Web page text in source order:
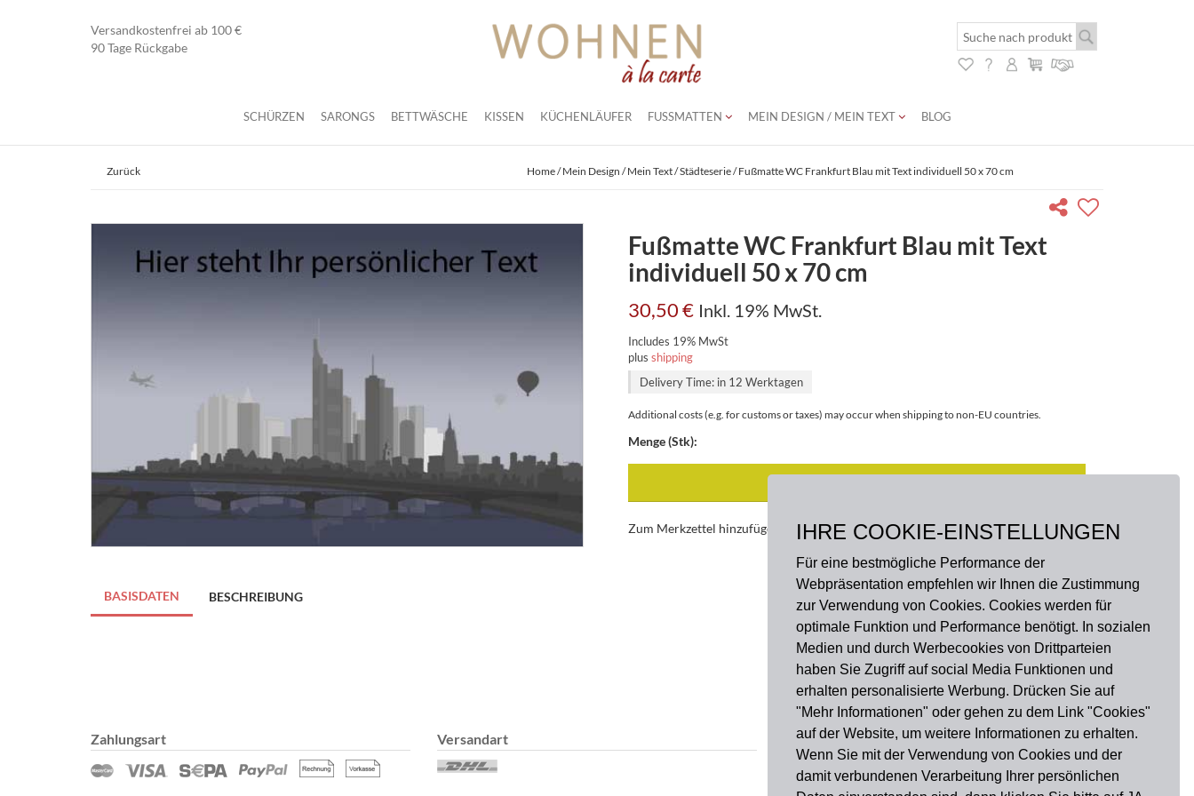
IHRE COOKIE-EINSTELLUNGEN
Für eine bestmögliche Performance der
Webpräsentation empfehlen wir Ihnen die Zustimmung
zur Verwendung von Cookies. Cookies werden für
optimale Funktion und Performance benötigt. In sozialen
Medien und durch Werbecookies von Drittparteien
haben Sie Zugriff auf social Media Funktionen und
erhalten personalisierte Werbung. Drücken Sie auf
"Mehr Informationen" oder gehen zu dem Link "Cookies"
auf der Website, um weitere Informationen zu erhalten.
Wenn Sie mit der Verwendung von Cookies und der
damit verbundenen Verarbeitung Ihrer persönlichen
Versandkostenfrei ab 100 €
90 Tage Rückgabe
SCHÜRZEN SARONGS BETTWÄSCHE KISSEN KÜCHENLÄUFER FUSSMATTEN MEIN DESIGN / MEIN TEXT BLOG
Zurück Home/Mein Design / Mein Text/Städteserie/ Fußmatte WC Frankfurt Blau mit Text individuell 50 x 70 cm
Fußmatte WC Frankfurt Blau mit Text
individuell 50 x 70 cm
30,50€ Inkl. 19% MwSt.
Includes 19% MwSt
plus shipping
Delivery Time: in 12 Werktagen
Additional costs (e.g. for customs or taxes) may occur when shipping to non-EU countries.
Menge (Stk):
Zum Merkzettel hinzufügen
BASISDATEN BESCHREIBUNG
Zahlungsart Versandart Du findest uns auch auf